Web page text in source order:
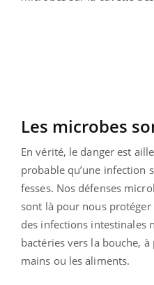
Les microbes
En vérité, le danger est
probable qu’une infection
fesses. Nos défenses
sont là pour nous protéger
des infections intestinales
bactéries vers la bouche,
mains ou les aliments.